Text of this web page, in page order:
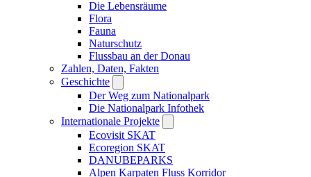
Die Lebensräume
Flora
Fauna
Naturschutz
Flussbau an der Donau
Zahlen, Daten, Fakten
Geschichte
Der Weg zum Nationalpark
Die Nationalpark Infothek
Internationale Projekte
Ecovisit SKAT
Ecoregion SKAT
DANUBEPARKS
Alpen Karpaten Fluss Korridor